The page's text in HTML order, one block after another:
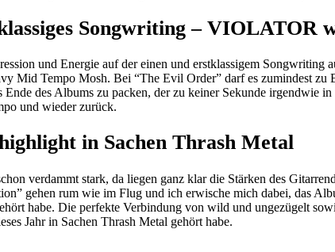
Songwriting – VIOLATOR
und Energie auf der einen und erstklassigem Songwriting
Mid Tempo Mosh. Bei “The Evil Order” darf es zumindest zu
Ende des Albums zu packen, der zu keiner Sekunde
und wieder zurück.
in Sachen Thrash Metal
verdammt stark, da liegen ganz klar die Stärken des
gehen rum wie im Flug und ich erwische mich dabei, das
habe. Die perfekte Verbindung von wild und ungezügelt
Jahr in Sachen Thrash Metal gehört habe.